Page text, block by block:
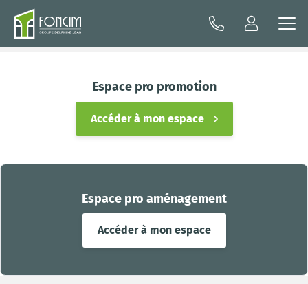
Espace pro aménagement
Accéder à mon espace
Espace pro promotion
Accéder à mon espace